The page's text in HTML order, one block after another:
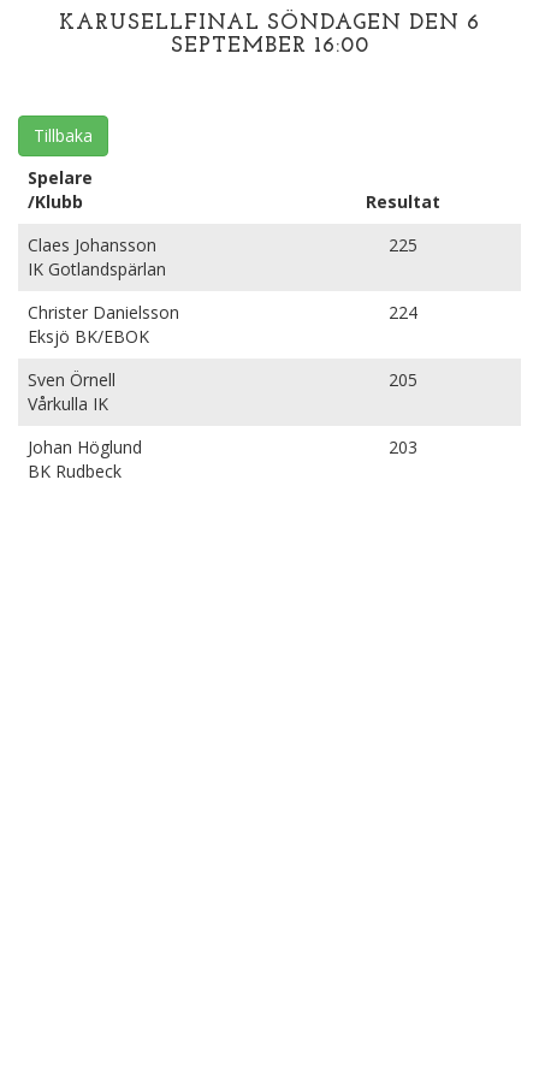
KARUSELLFINAL SÖNDAGEN DEN 6
SEPTEMBER 16:00
Tillbaka
Spelare
/Klubb
Resultat
Claes Johansson
IK Gotlandspärlan
225
Christer Danielsson
Eksjö BK/EBOK
224
Sven Örnell
Vårkulla IK
205
Johan Höglund
BK Rudbeck
203